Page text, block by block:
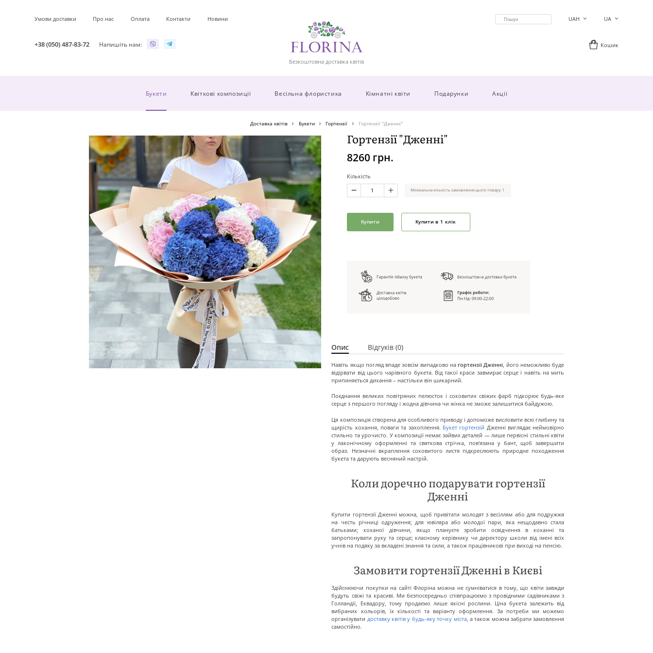
Умови доставки Про нас Оплата Контакти Новини
+38 (050) 487-83-72 Напишіть нам:
Безкоштовна доставка квітів
UAH UA
Кошик
Букети Квіткові композиції Весільна флористика Кімнатні квіти Подарунки Акції
Доставка квітів Букети Гортензії Гортензії "Дженні"
Гортензії "Дженні"
8260 грн.
Кількість
Мінімальна кількість замовлення цього товару: 1
Купити Купити в 1 клік
Опис Відгуків (0)
Навіть якщо погляд впаде зовсім випадково на гортензії Дженні , його неможливо буде
відірвати від цього чарівного букета. Від такої краси завмирає серце і навіть на мить
припиняється дихання – настільки він шикарний.
Поєднання великих повітряних пелюсток і соковитих свіжих фарб підкорює будь-яке
серце з першого погляду і жодна дівчина чи жінка не зможе залишитися байдужою.
Ця композиція створена для особливого приводу і допоможе висловити всю глибину та
щирість кохання, поваги та захоплення. Букет гортензій Дженні виглядає неймовірно
стильно та урочисто. У композиції немає зайвих деталей — лише первісні стильні квіти
у лаконічному оформленні та святкова стрічка, пов'язана у бант, щоб завершити
образ. Незначні вкраплення соковитого листя підкреслюють природне походження
букета та дарують весняний настрій.
Коли доречно подарувати гортензії
Дженні
Купити гортензії Дженні можна, щоб привітати молодят з весіллям або для подружжя
на честь річниці одруження; для ювіляра або молодої пари, яка нещодавно стала
батьками; коханої дівчини, якщо плануєте зробити освідчення в коханні та
запропонувати руку та серце; класному керівнику чи директору школи від імені всіх
учнів на подяку за вкладені знання та сили, а також працівникові при виході на пенсію.
Замовити гортензії Дженні в Києві
Здійснюючи покупки на сайті Флоріна можна не сумніватися в тому, що квіти завжди
будуть свіжі та красиві. Ми безпосередньо співпрацюємо з провідними садівниками з
Голландії, Еквадору, тому продаємо лише якісні рослини. Ціна букета залежить від
вибраних кольорів, їх кількості та варіанту оформлення. За потреби ми можемо
організувати доставку квітів у будь-яку точку міста, а також можна забрати замовлення
самостійно.